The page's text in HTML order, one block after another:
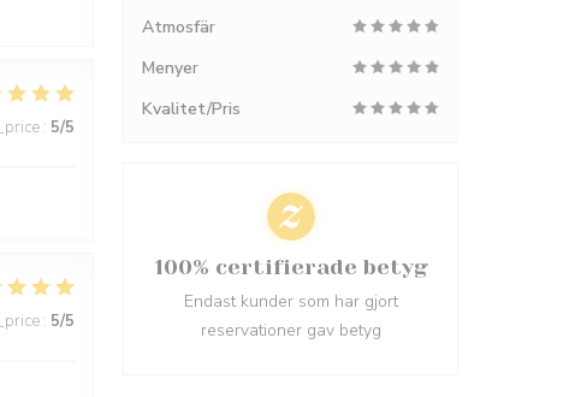
: 5/5
: 5/5
Atmosfär
Menyer
Kvalitet/Pris
100% certifierade betyg
Endast kunder som har gjort
reservationer gav betyg